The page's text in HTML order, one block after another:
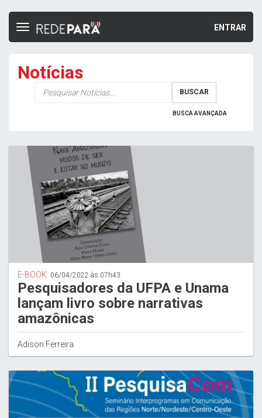
ENTRAR
Toggle
Notícias
BUSCAR
BUSCA AVANÇADA
E-BOOK 06/04/2022 às 07h43
Pesquisadores da UFPA e Unama
lançam livro sobre narrativas
amazônicas
Adison Ferreira